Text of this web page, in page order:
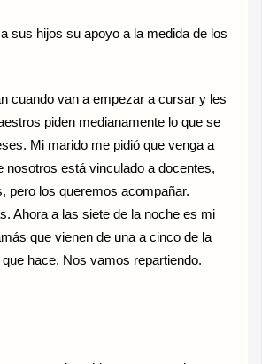
sus hijos su apoyo a la medida de los
cuando van a empezar a cursar y les
piden medianamente lo que se
Mi marido me pidió que venga a
nosotros está vinculado a docentes,
pero los queremos acompañar.
Ahora a las siete de la noche es mi
que vienen de una a cinco de la
hace. Nos vamos repartiendo.